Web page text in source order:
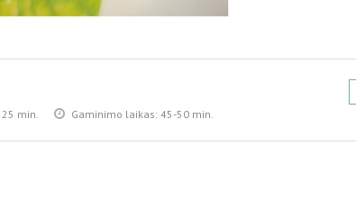
25 min. Gaminimo laikas: 45-50 min.